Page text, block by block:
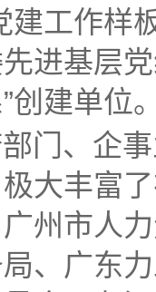
建工作样
进基层
创建单位
门、企
大丰富
州市人
、广东